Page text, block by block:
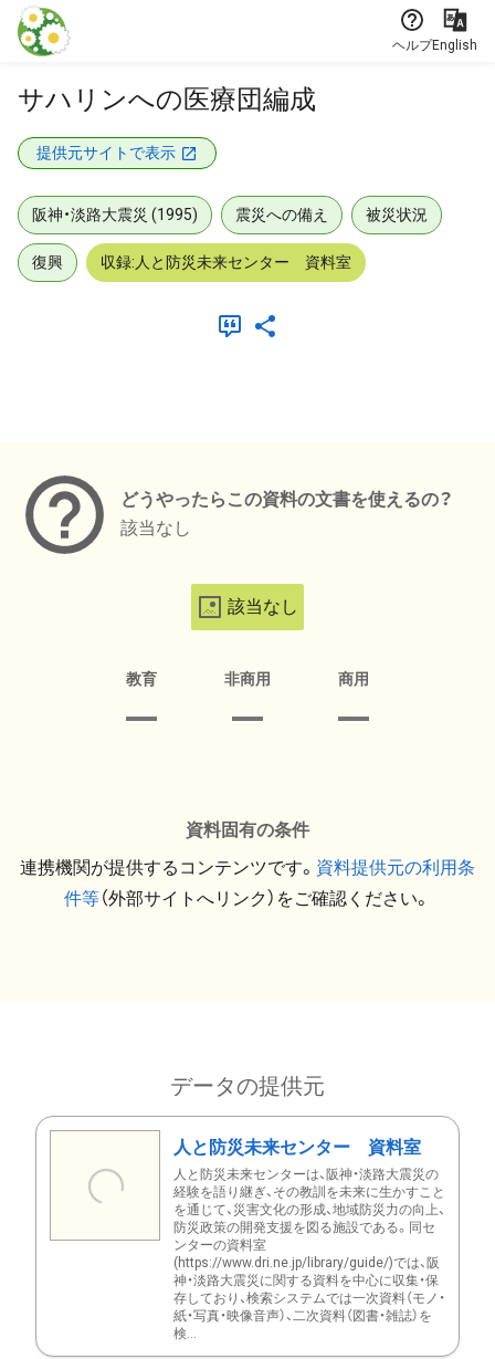
本文に飛ぶ
ヘルプEnglish
サハリンへの医療団編成
提供元サイトで表示
阪神・淡路大震災 (1995) 震災への備え 被災状況
復興 収録:人と防災未来センター 資料室
どうやったらこの資料の文書を使えるの？
該当なし
該当なし
教育 非商用 商用
資料固有の条件
連携機関が提供するコンテンツです。 資料提供元の利用条
件等（外部サイトへリンク）をご確認ください。
データの提供元
人と防災未来センター 資料室
人と防災未来センターは、阪神・淡路大震災の
経験を語り継ぎ、その教訓を未来に生かすこと
を通じて、災害文化の形成、地域防災力の向上、
防災政策の開発支援を図る施設である。同セ
ンターの資料室
(https://www.dri.ne.jp/library/guide/)では、阪
神・淡路大震災に関する資料を中心に収集・保
存しており、検索システムでは一次資料（モノ・
紙・写真・映像音声）、二次資料（図書・雑誌）を
検...